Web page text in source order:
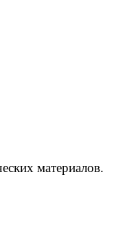
материалов.